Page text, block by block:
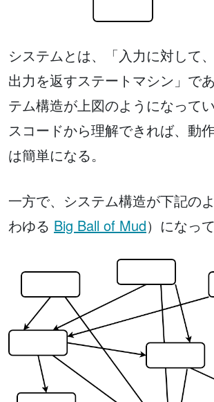
システムとは、「入力に対して、
出力を返すステートマシン」で
テム構造が上図のようになって
スコードから理解できれば、動
は簡単になる。
一方で、システム構造が下記の
わゆる Big Ball of Mud）になっ